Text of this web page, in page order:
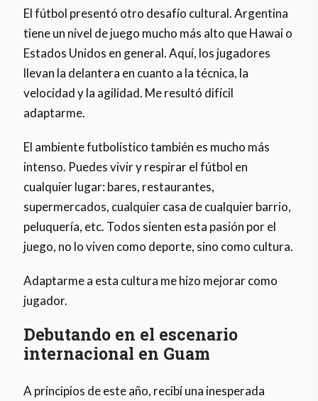
El fútbol presentó otro desafío cultural. Argentina
tiene un nivel de juego mucho más alto que Hawai o
Estados Unidos en general. Aquí, los jugadores
llevan la delantera en cuanto a la técnica, la
velocidad y la agilidad. Me resultó difícil
adaptarme.
El ambiente futbolístico también es mucho más
intenso. Puedes vivir y respirar el fútbol en
cualquier lugar: bares, restaurantes,
supermercados, cualquier casa de cualquier barrio,
peluquería, etc. Todos sienten esta pasión por el
juego, no lo viven como deporte, sino como cultura.
Adaptarme a esta cultura me hizo mejorar como
jugador.
Debutando en el escenario
internacional en Guam
A principios de este año, recibí una inesperada